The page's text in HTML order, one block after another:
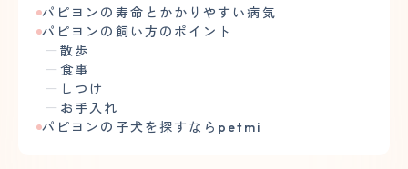
パピヨンの寿命とかかりやすい病気
パピヨンの飼い方のポイント
散歩
食事
しつけ
お手入れ
パピヨンの子犬を探すならpetmi